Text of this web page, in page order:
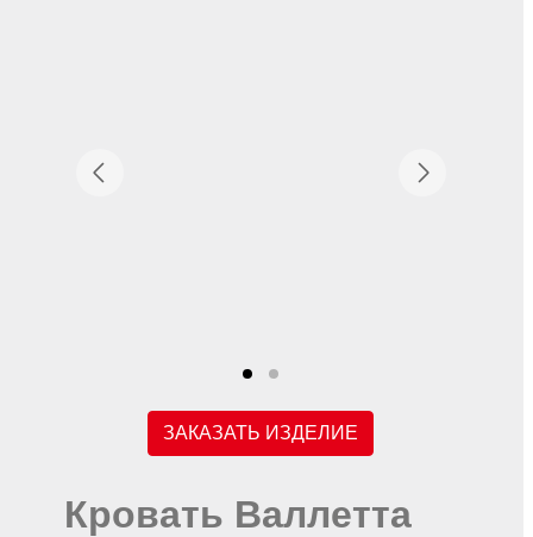
ЗАКАЗАТЬ ИЗДЕЛИЕ
Кровать Валлетта